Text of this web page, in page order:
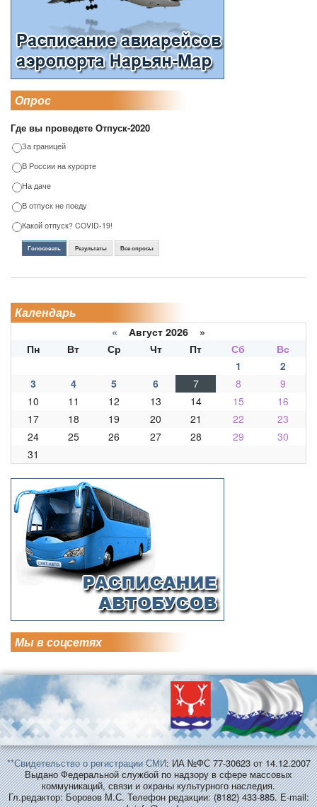
Опрос
Где вы проведете Отпуск-2020
За границей
В России на курорте
На даче
В отпуск не поеду
Какой отпуск? COVID-19!
Голосовать Результаты Все опросы
Календарь
« Август 2026 »
Пн
Вт Ср Чт Пт Сб
Вс
1
2
3
4 5 6 7 8
9
10
11 12 13 14 15
16
17
18 19 20 21 22
23
24
25 26 27 28 29
30
31
Мы в соцсетях
**Свидетельство о регистрации СМИ: ИА №ФС 77-30623 от 14.12.2007
Выдано Федеральной службой по надзору в сфере массовых
коммуникаций, связи и охраны культурного наследия.
Гл.редактор: Боровов М.С. Телефон редакции: (8182) 433-885. E-mail: